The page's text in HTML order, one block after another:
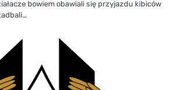
bowiem obawiali się przyjazdu kibiców